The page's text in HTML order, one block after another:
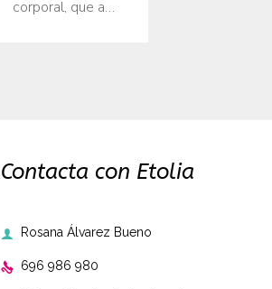
corporal, que a…
Contacta con Etolia
 Rosana Álvarez Bueno
 696 986 980